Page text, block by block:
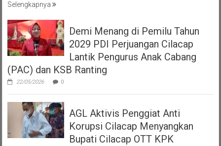
Selengkapnya
Demi Menang di Pemilu Tahun
2029 PDI Perjuangan Cilacap
Lantik Pengurus Anak Cabang
(PAC) dan KSB Ranting
22/05/2026 0
AGL Aktivis Penggiat Anti
Korupsi Cilacap Menyangkan
Bupati Cilacap OTT KPK